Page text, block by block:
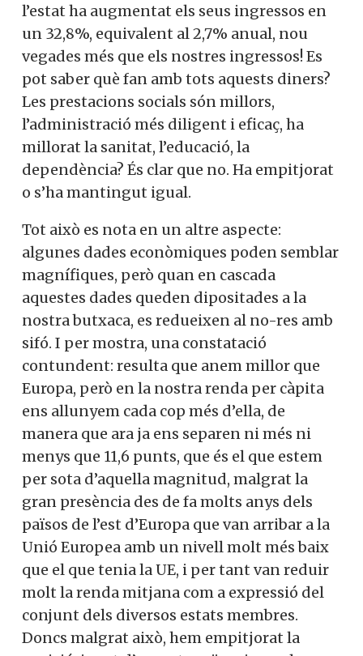
l’estat ha augmentat els seus ingressos en
un 32,8%, equivalent al 2,7% anual, nou
vegades més que els nostres ingressos! Es
pot saber què fan amb tots aquests diners?
Les prestacions socials són millors,
l’administració més diligent i eficaç, ha
millorat la sanitat, l’educació, la
dependència? És clar que no. Ha empitjorat
o s’ha mantingut igual.
Tot això es nota en un altre aspecte:
algunes dades econòmiques poden semblar
magnífiques, però quan en cascada
aquestes dades queden dipositades a la
nostra butxaca, es redueixen al no-res amb
sifó. I per mostra, una constatació
contundent: resulta que anem millor que
Europa, però en la nostra renda per càpita
ens allunyem cada cop més d’ella, de
manera que ara ja ens separen ni més ni
menys que 11,6 punts, que és el que estem
per sota d’aquella magnitud, malgrat la
gran presència des de fa molts anys dels
països de l’est d’Europa que van arribar a la
Unió Europea amb un nivell molt més baix
que el que tenia la UE, i per tant van reduir
molt la renda mitjana com a expressió del
conjunt dels diversos estats membres.
Doncs malgrat això, hem empitjorat la